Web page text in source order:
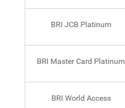
BRI JCB Platinum
BRI Master Card Platinum
BRI World Access